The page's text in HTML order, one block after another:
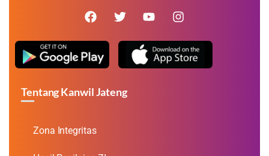
Tentang Kanwil Jateng
Zona Integritas